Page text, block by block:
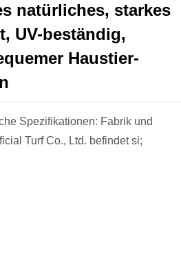
natürliches, starkes
UV-beständig,
Haustier-
Spezifikationen: Fabrik und
Turf Co., Ltd. befindet si;